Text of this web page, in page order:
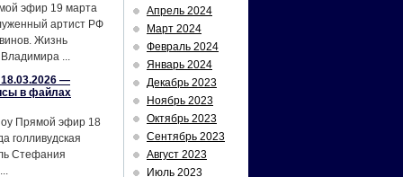
эфир 19 марта
артист РФ
Жизнь
Владимира ...
—
в файлах
Прямой эфир 18
голливудская
Стефания
Апрель 2024
Март 2024
Февраль 2024
Январь 2024
Декабрь 2023
Ноябрь 2023
Октябрь 2023
Сентябрь 2023
Август 2023
Июль 2023